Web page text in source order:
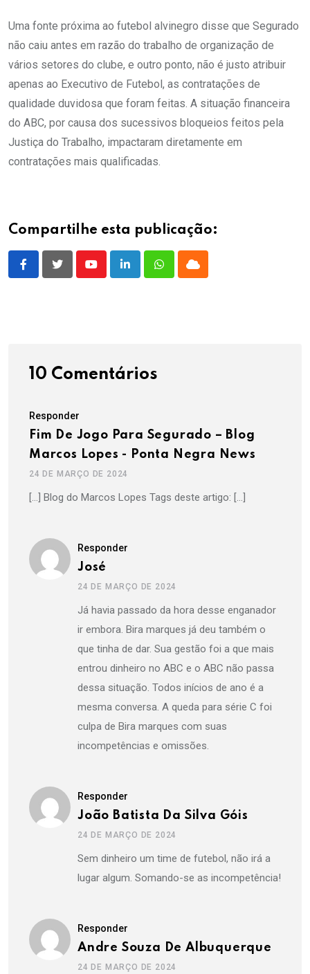
Uma fonte próxima ao futebol alvinegro disse que Segurado
não caiu antes em razão do trabalho de organização de
vários setores do clube, e outro ponto, não é justo atribuir
apenas ao Executivo de Futebol, as contratações de
qualidade duvidosa que foram feitas. A situação financeira
do ABC, por causa dos sucessivos bloqueios feitos pela
Justiça do Trabalho, impactaram diretamente em
contratações mais qualificadas.
Compartilhe esta publicação:
YoutubeLinkedInWhatsappCloud
10 Comentários
Responder
Fim De Jogo Para Segurado – Blog
Marcos Lopes - Ponta Negra News
24 DE MARÇO DE 2024
[…] Blog do Marcos Lopes Tags deste artigo: […]
Responder
José
24 DE MARÇO DE 2024
Já havia passado da hora desse enganador
ir embora. Bira marques já deu também o
que tinha de dar. Sua gestão foi a que mais
entrou dinheiro no ABC e o ABC não passa
dessa situação. Todos inícios de ano é a
mesma conversa. A queda para série C foi
culpa de Bira marques com suas
incompetências e omissões.
Responder
João Batista Da Silva Góis
24 DE MARÇO DE 2024
Sem dinheiro um time de futebol, não irá a
lugar algum. Somando-se as incompetência!
Responder
Andre Souza De Albuquerque
24 DE MARÇO DE 2024